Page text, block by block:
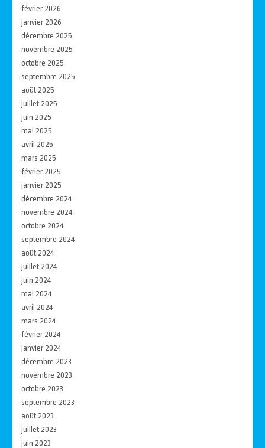
février 2026
janvier 2026
décembre 2025
novembre 2025
octobre 2025
septembre 2025
août 2025
juillet 2025
juin 2025
mai 2025
avril 2025
mars 2025
février 2025
janvier 2025
décembre 2024
novembre 2024
octobre 2024
septembre 2024
août 2024
juillet 2024
juin 2024
mai 2024
avril 2024
mars 2024
février 2024
janvier 2024
décembre 2023
novembre 2023
octobre 2023
septembre 2023
août 2023
juillet 2023
juin 2023